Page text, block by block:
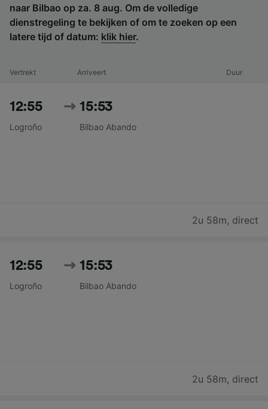
naar Bilbao op za. 8 aug. Om de volledige
dienstregeling te bekijken of om te zoeken op een
latere tijd of datum: klik hier.
Vertrekt Arriveert Duur
12:55
Logroño
15:53
Bilbao Abando
2u 58m, direct
12:55
Logroño
15:53
Bilbao Abando
2u 58m, direct